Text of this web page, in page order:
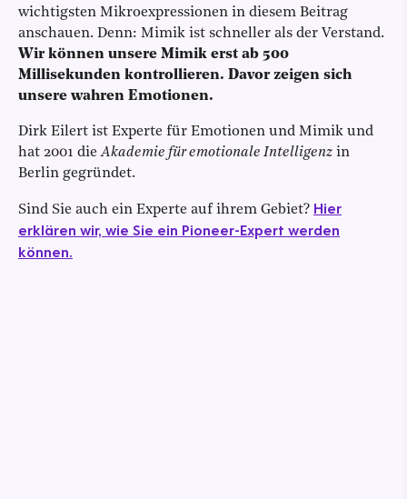
wichtigsten Mikroexpressionen in diesem Beitrag
anschauen. Denn: Mimik ist schneller als der Verstand.
Wir können unsere Mimik erst ab 500
Millisekunden kontrollieren. Davor zeigen sich
unsere wahren Emotionen.
Dirk Eilert ist Experte für Emotionen und Mimik und
hat 2001 dieAkademie für emotionale Intelligenz in
Berlin gegründet.
Sind Sie auch ein Experte auf ihrem Gebiet? Hier
erklären wir, wie Sie ein Pioneer-Expert werden
können.